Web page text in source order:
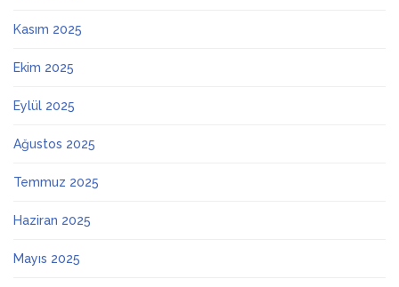
Kasım 2025
Ekim 2025
Eylül 2025
Ağustos 2025
Temmuz 2025
Haziran 2025
Mayıs 2025